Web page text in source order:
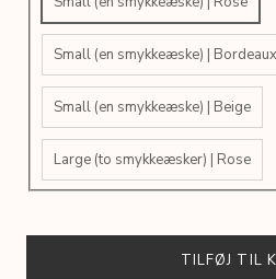
Small (en smykkeæske) | Bordeaux
Small (en smykkeæske) | Beige
Large (to smykkeæsker) | Rose
TILFØJ TIL